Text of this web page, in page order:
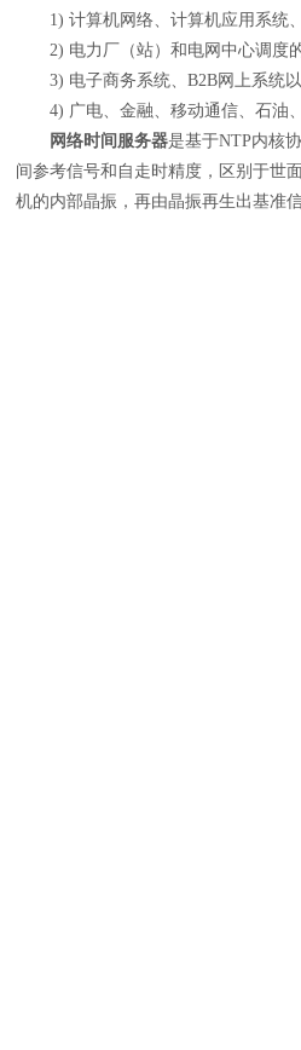
1) 计算机网络、计算机应用系统、
2) 电力厂（站）和电网中心调度的
3) 电子商务系统、B2B网上系统以
4) 广电、金融、移动通信、石油、
网络时间服务器是基于NTP内核
间参考信号和自走时精度，区别于世
机的内部晶振，再由晶振再生出基准